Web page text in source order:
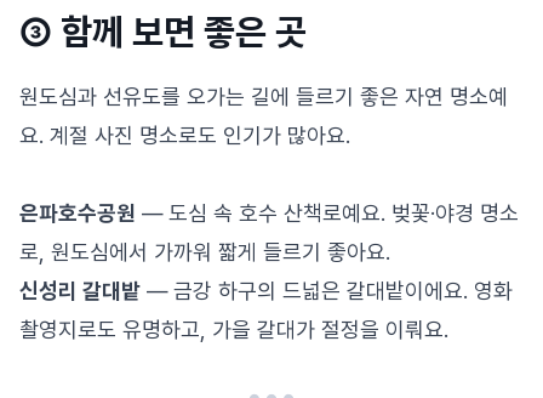
③ 함께 보면 좋은 곳
원도심과 선유도를 오가는 길에 들르기 좋은 자연 명소예
요. 계절 사진 명소로도 인기가 많아요.
은파호수공원 — 도심 속 호수 산책로예요. 벚꽃·야경 명소
로, 원도심에서 가까워 짧게 들르기 좋아요.
신성리 갈대밭 — 금강 하구의 드넓은 갈대밭이에요. 영화
촬영지로도 유명하고, 가을 갈대가 절정을 이뤄요.